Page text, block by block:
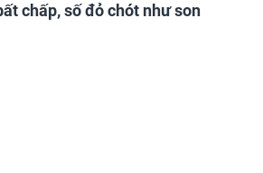
chấp, số đỏ chót như son